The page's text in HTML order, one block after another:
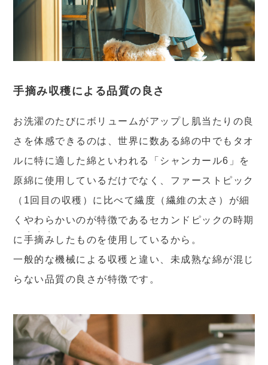
手摘み収穫による品質の良さ
お洗濯のたびにボリュームがアップし肌当たりの良
さを体感できるのは、世界に数ある綿の中でもタオ
ルに特に適した綿といわれる「シャンカール6」を
原綿に使用しているだけでなく、ファーストピック
（1回目の収穫）に比べて繊度（繊維の太さ）が細
くやわらかいのが特徴であるセカンドピックの時期
に手摘み
・・・
したものを使用しているから。
一般的な機械による収穫と違い、未成熟な綿が混じ
らない品質の良さが特徴です。